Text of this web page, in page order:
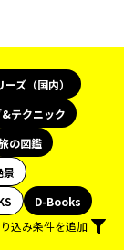
ズ（国内）
テクニック
の図鑑
景
D-Books
込み条件を追加